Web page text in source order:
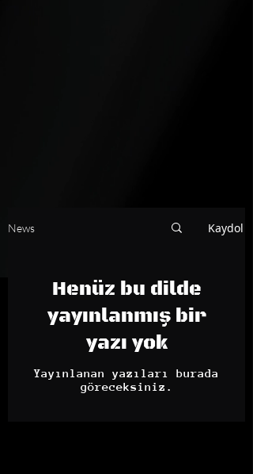
News Kaydol
Henüz bu dilde
yayınlanmış bir
yazı yok
Yayınlanan yazıları burada
göreceksiniz.